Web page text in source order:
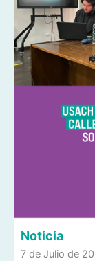
Noticia
7 de Julio de